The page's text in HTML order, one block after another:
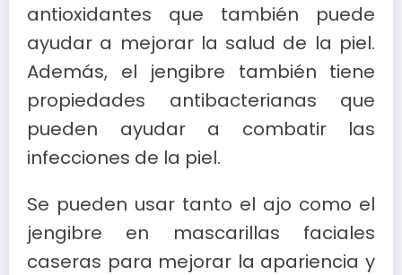
antioxidantes que también puede
ayudar a mejorar la salud de la piel.
Además, el jengibre también tiene
propiedades antibacterianas que
pueden ayudar a combatir las
infecciones de la piel.
Se pueden usar tanto el ajo como el
jengibre en mascarillas faciales
caseras para mejorar la apariencia y